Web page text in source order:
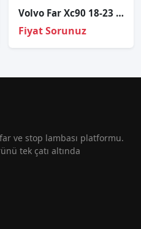
Volvo Far Xc90 18-23 Sol (Logolu/Beyinli)(Numune Denenmesi Gerek)
Fiyat Sorunuz
ve stop lambası platformu.
tek çatı altında